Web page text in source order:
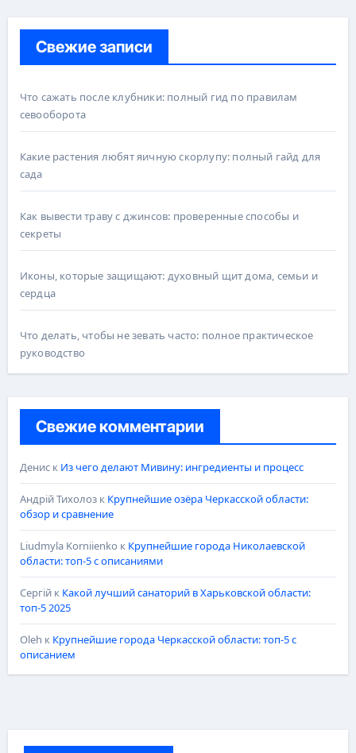
Свежие записи
Что сажать после клубники: полный гид по правилам
севооборота
Какие растения любят яичную скорлупу: полный гайд для
сада
Как вывести траву с джинсов: проверенные способы и
секреты
Иконы, которые защищают: духовный щит дома, семьи и
сердца
Что делать, чтобы не зевать часто: полное практическое
руководство
Свежие комментарии
Дениск Из чего делают Мивину: ингредиенты и процесс
Андрій Тихолозк Крупнейшие озёра Черкасской области:
обзор и сравнение
Liudmyla Korniienko к Крупнейшие города Николаевской
области: топ-5 с описаниями
Сергійк Какой лучший санаторий в Харьковской области:
топ-5 2025
Oleh к Крупнейшие города Черкасской области: топ-5 с
описанием